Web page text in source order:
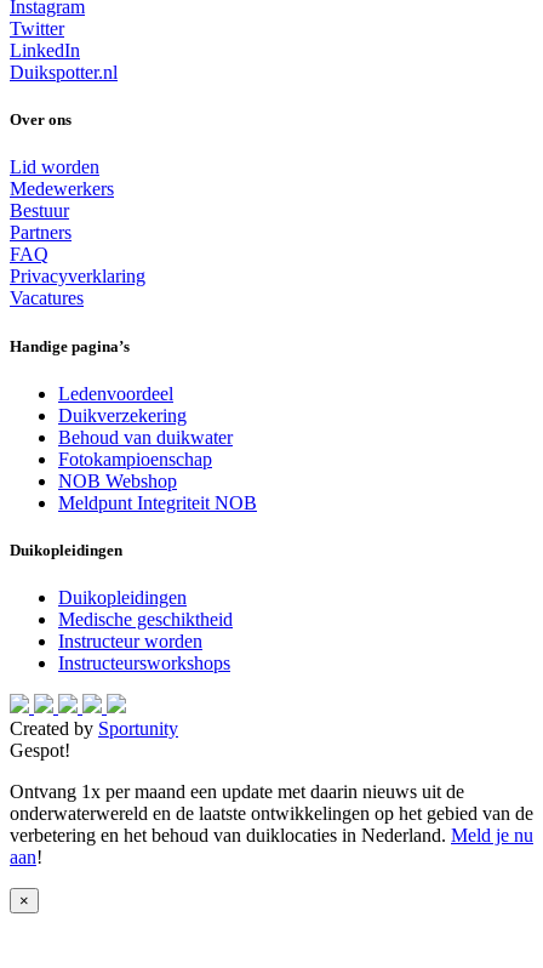
Instagram
Twitter
LinkedIn
Duikspotter.nl
Over ons
Lid worden
Medewerkers
Bestuur
Partners
FAQ
Privacyverklaring
Vacatures
Handige pagina’s
Ledenvoordeel
Duikverzekering
Behoud van duikwater
Fotokampioenschap
NOB Webshop
Meldpunt Integriteit NOB
Duikopleidingen
Duikopleidingen
Medische geschiktheid
Instructeur worden
Instructeursworkshops
Created by Sportunity
Gespot!
Ontvang 1x per maand een update met daarin nieuws uit de
onderwaterwereld en de laatste ontwikkelingen op het gebied van de
verbetering en het behoud van duiklocaties in Nederland. Meld je nu
aan!
×